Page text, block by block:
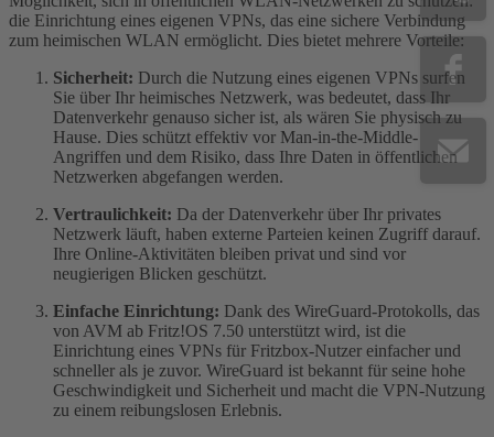
die Einrichtung eines eigenen VPNs, das eine sichere Verbindung
zum heimischen WLAN ermöglicht. Dies bietet mehrere Vorteile:
Sicherheit: Durch die Nutzung eines eigenen VPNs surfen
Sie über Ihr heimisches Netzwerk, was bedeutet, dass Ihr
Datenverkehr genauso sicher ist, als wären Sie physisch zu
Hause. Dies schützt effektiv vor Man-in-the-Middle-
Angriffen und dem Risiko, dass Ihre Daten in öffentlichen
Netzwerken abgefangen werden.
Vertraulichkeit: Da der Datenverkehr über Ihr privates
Netzwerk läuft, haben externe Parteien keinen Zugriff darauf.
Ihre Online-Aktivitäten bleiben privat und sind vor
neugierigen Blicken geschützt.
Einfache Einrichtung: Dank des WireGuard-Protokolls, das
von AVM ab Fritz!OS 7.50 unterstützt wird, ist die
Einrichtung eines VPNs für Fritzbox-Nutzer einfacher und
schneller als je zuvor. WireGuard ist bekannt für seine hohe
Geschwindigkeit und Sicherheit und macht die VPN-Nutzung
zu einem reibungslosen Erlebnis.